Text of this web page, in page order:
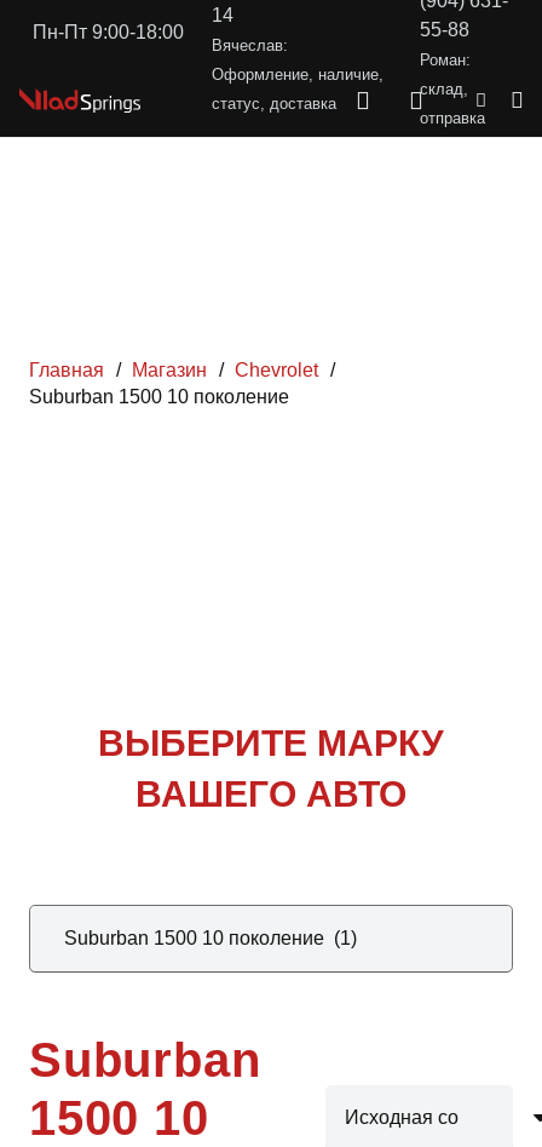
Пн-Пт 9:00-18:00
14
Вячеслав:
Оформление, наличие,
статус, доставка
55-88
Роман:
склад,
отправка
Главная / Магазин / Chevrolet /
Suburban 1500 10 поколение
ВЫБЕРИТЕ МАРКУ
ВАШЕГО АВТО
Suburban
1500 10